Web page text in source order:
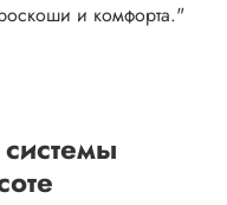
и комфорта."